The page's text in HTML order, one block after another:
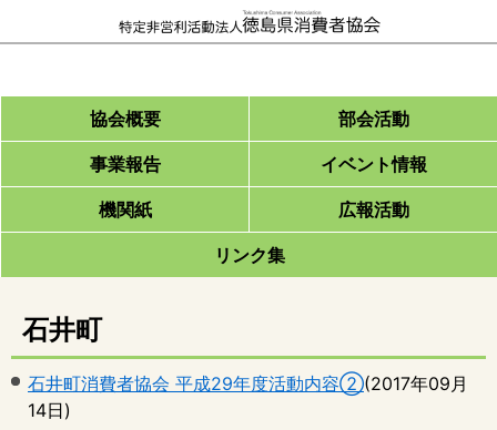
協会概要 部会活動
事業報告 イベント情報
機関紙 広報活動
リンク集
石井町
石井町消費者協会 平成29年度活動内容②(2017年09月
14日)